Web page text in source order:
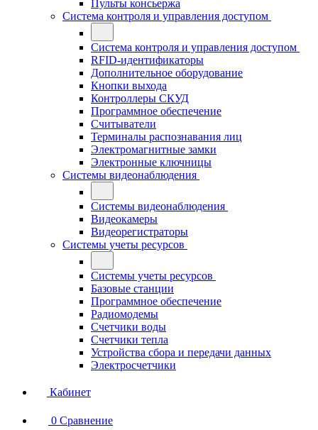
Пульты консьержа
Система контроля и управления доступом
Система контроля и управления доступом
RFID-идентификаторы
Дополнительное оборудование
Кнопки выхода
Контроллеры СКУД
Программное обеспечение
Считыватели
Терминалы распознавания лиц
Электромагнитные замки
Электронные ключницы
Системы видеонаблюдения
Системы видеонаблюдения
Видеокамеры
Видеорегистраторы
Системы учеты ресурсов
Системы учеты ресурсов
Базовые станции
Программное обеспечение
Радиомодемы
Счетчики воды
Счетчики тепла
Устройства сбора и передачи данных
Электросчетчики
Кабинет
0 Сравнение